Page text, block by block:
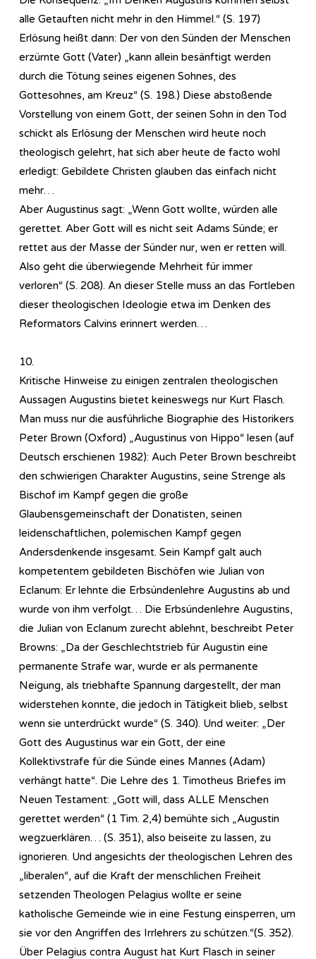
alle Getauften nicht mehr in den Himmel.“ (S. 197)
Erlösung heißt dann: Der von den Sünden der Menschen
erzürnte Gott (Vater) „kann allein besänftigt werden
durch die Tötung seines eigenen Sohnes, des
Gottesohnes, am Kreuz“ (S. 198.) Diese abstoßende
Vorstellung von einem Gott, der seinen Sohn in den Tod
schickt als Erlösung der Menschen wird heute noch
theologisch gelehrt, hat sich aber heute de facto wohl
erledigt: Gebildete Christen glauben das einfach nicht
mehr…
Aber Augustinus sagt: „Wenn Gott wollte, würden alle
gerettet. Aber Gott will es nicht seit Adams Sünde; er
rettet aus der Masse der Sünder nur, wen er retten will.
Also geht die überwiegende Mehrheit für immer
verloren“ (S. 208). An dieser Stelle muss an das Fortleben
dieser theologischen Ideologie etwa im Denken des
Reformators Calvins erinnert werden…
10.
Kritische Hinweise zu einigen zentralen theologischen
Aussagen Augustins bietet keineswegs nur Kurt Flasch.
Man muss nur die ausführliche Biographie des Historikers
Peter Brown (Oxford) „Augustinus von Hippo“ lesen (auf
Deutsch erschienen 1982): Auch Peter Brown beschreibt
den schwierigen Charakter Augustins, seine Strenge als
Bischof im Kampf gegen die große
Glaubensgemeinschaft der Donatisten, seinen
leidenschaftlichen, polemischen Kampf gegen
Andersdenkende insgesamt. Sein Kampf galt auch
kompetentem gebildeten Bischöfen wie Julian von
Eclanum: Er lehnte die Erbsündenlehre Augustins ab und
wurde von ihm verfolgt… Die Erbsündenlehre Augustins,
die Julian von Eclanum zurecht ablehnt, beschreibt Peter
Browns: „Da der Geschlechtstrieb für Augustin eine
permanente Strafe war, wurde er als permanente
Neigung, als triebhafte Spannung dargestellt, der man
widerstehen konnte, die jedoch in Tätigkeit blieb, selbst
wenn sie unterdrückt wurde“ (S. 340). Und weiter: „Der
Gott des Augustinus war ein Gott, der eine
Kollektivstrafe für die Sünde eines Mannes (Adam)
verhängt hatte“. Die Lehre des 1. Timotheus Briefes im
Neuen Testament: „Gott will, dass ALLE Menschen
gerettet werden“ (1 Tim. 2,4) bemühte sich „Augustin
wegzuerklären… (S. 351), also beiseite zu lassen, zu
ignorieren. Und angesichts der theologischen Lehren des
„liberalen“, auf die Kraft der menschlichen Freiheit
setzenden Theologen Pelagius wollte er seine
katholische Gemeinde wie in eine Festung einsperren, um
sie vor den Angriffen des Irrlehrers zu schützen.“(S. 352).
Über Pelagius contra August hat Kurt Flasch in seiner